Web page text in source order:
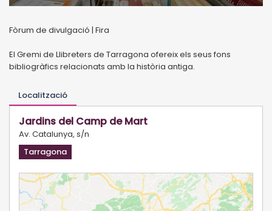
Fòrum de divulgació | Fira
El Gremi de Llibreters de Tarragona ofereix els seus fons
bibliogràfics relacionats amb la història antiga.
Localització
Jardins del Camp de Mart
Av. Catalunya, s/n
Tarragona